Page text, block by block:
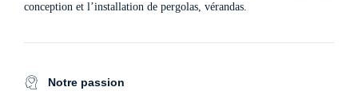
conception et l’installation de pergolas, vérandas.
Notre passion